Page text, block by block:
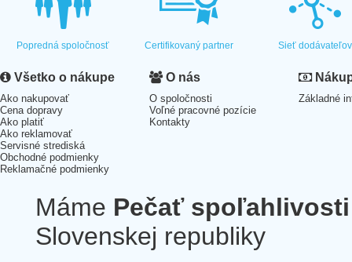
Popredná spoločnosť Certifikovaný partner Sieť dodávateľov
Všetko o nákupe
Ako nakupovať
Cena dopravy
Ako platiť
Ako reklamovať
Servisné strediská
Obchodné podmienky
Reklamačné podmienky
O nás
O spoločnosti
Voľné pracovné pozície
Kontakty
Základné
Máme Pečať spoľahlivosti
Slovenskej republiky